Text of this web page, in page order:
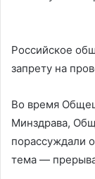
Российское
запрету на
Во время
Минздрава,
порассуждали
тема —